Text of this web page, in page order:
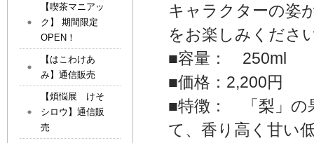
キャラクターの姿
をお楽しみくださ
■容量： 250ml
■価格：2,200円
■特徴： 「梨」の
て、香り高く甘い
【喫茶マニアッ
ク】 期間限定
OPEN！
【はこわけあ
み】通信販売
【煩悩展 けそ
シロウ】通信販
売